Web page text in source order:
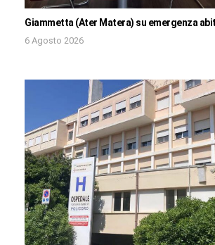
Giammetta (Ater Matera) su emergenza
6 Agosto 2026